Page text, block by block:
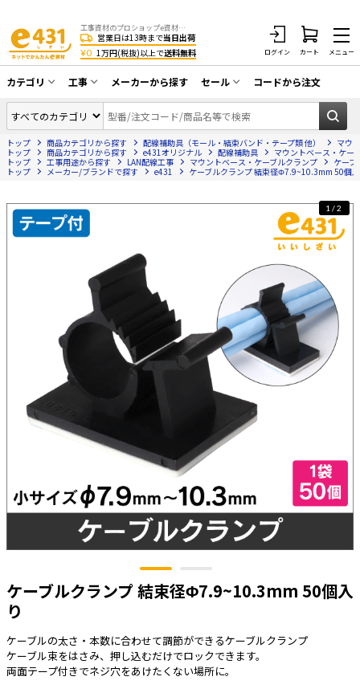
工事資材のプロショップe資材 CATV・アンテナ・防犯・光・LAN・電気・空調工事など
営業日は13時まで当日出荷
¥0 1万円(税抜)以上で送料無料 ログイン カート メニュー
カテゴリ
同軸ケーブル／テレビ用接栓／関連工具
アンテナ・取付金具・ブースター／CATV
部材類
配線補助具（モール・結束バンド・テー
防犯工事関連
HDMIケーブル・周辺機器／RCAケーブル
電話線／コネクタ／アダプタ
光ファイバー・融着接続機関連
LANケーブル・コネクタ・関連資材/機器
ネットワーク機器
エアコン・換気扇・空調資材
太陽光発電ケーブル・コネクタ・関連資
材/機器
電源ケーブル／コネクタ／分電盤／ブレ
電源タップ・延長コード
スイッチ・コンセント（配線器具）
PF管/FEP管/CD管/情報線保護管
ボックス・ビニル電線管付属品・引き込
EV充電設備工事関連
工事
CATV・アンテナ工事
光工事・FTTH工事
エアコン・換気扇工事
防犯カメラ工事
電話工事
電気配管工事
EV充電設備工事
照明設置工事
太陽光発電工事
ホテル・病院向け
メーカーから探す セール
在庫一掃セール
コードから注文
トップ 商品カテゴリから探す 配線補助具（モール・結束バンド・テープ類 他）
マウ
トップ
商品カテゴリから探す e431オリジナル 配線補助具
マウントベース・ケー
トップ
工事用途から探す LAN配線工事 マウントベース・ケーブルクランプ
ケー
トップ
メーカー/ブランドで探す e431 ケーブルクランプ 結束径Φ7.9~10.3mm 50個
ケーブルクランプ 結束径Φ7.9~10.3mm 50個入
り
1/2
ケーブルの太さ・本数に合わせて調節ができるケーブルクランプ
ケーブル束をはさみ、押し込むだけでロックできます。
両面テープ付きでネジ穴をあけたくない場所に。